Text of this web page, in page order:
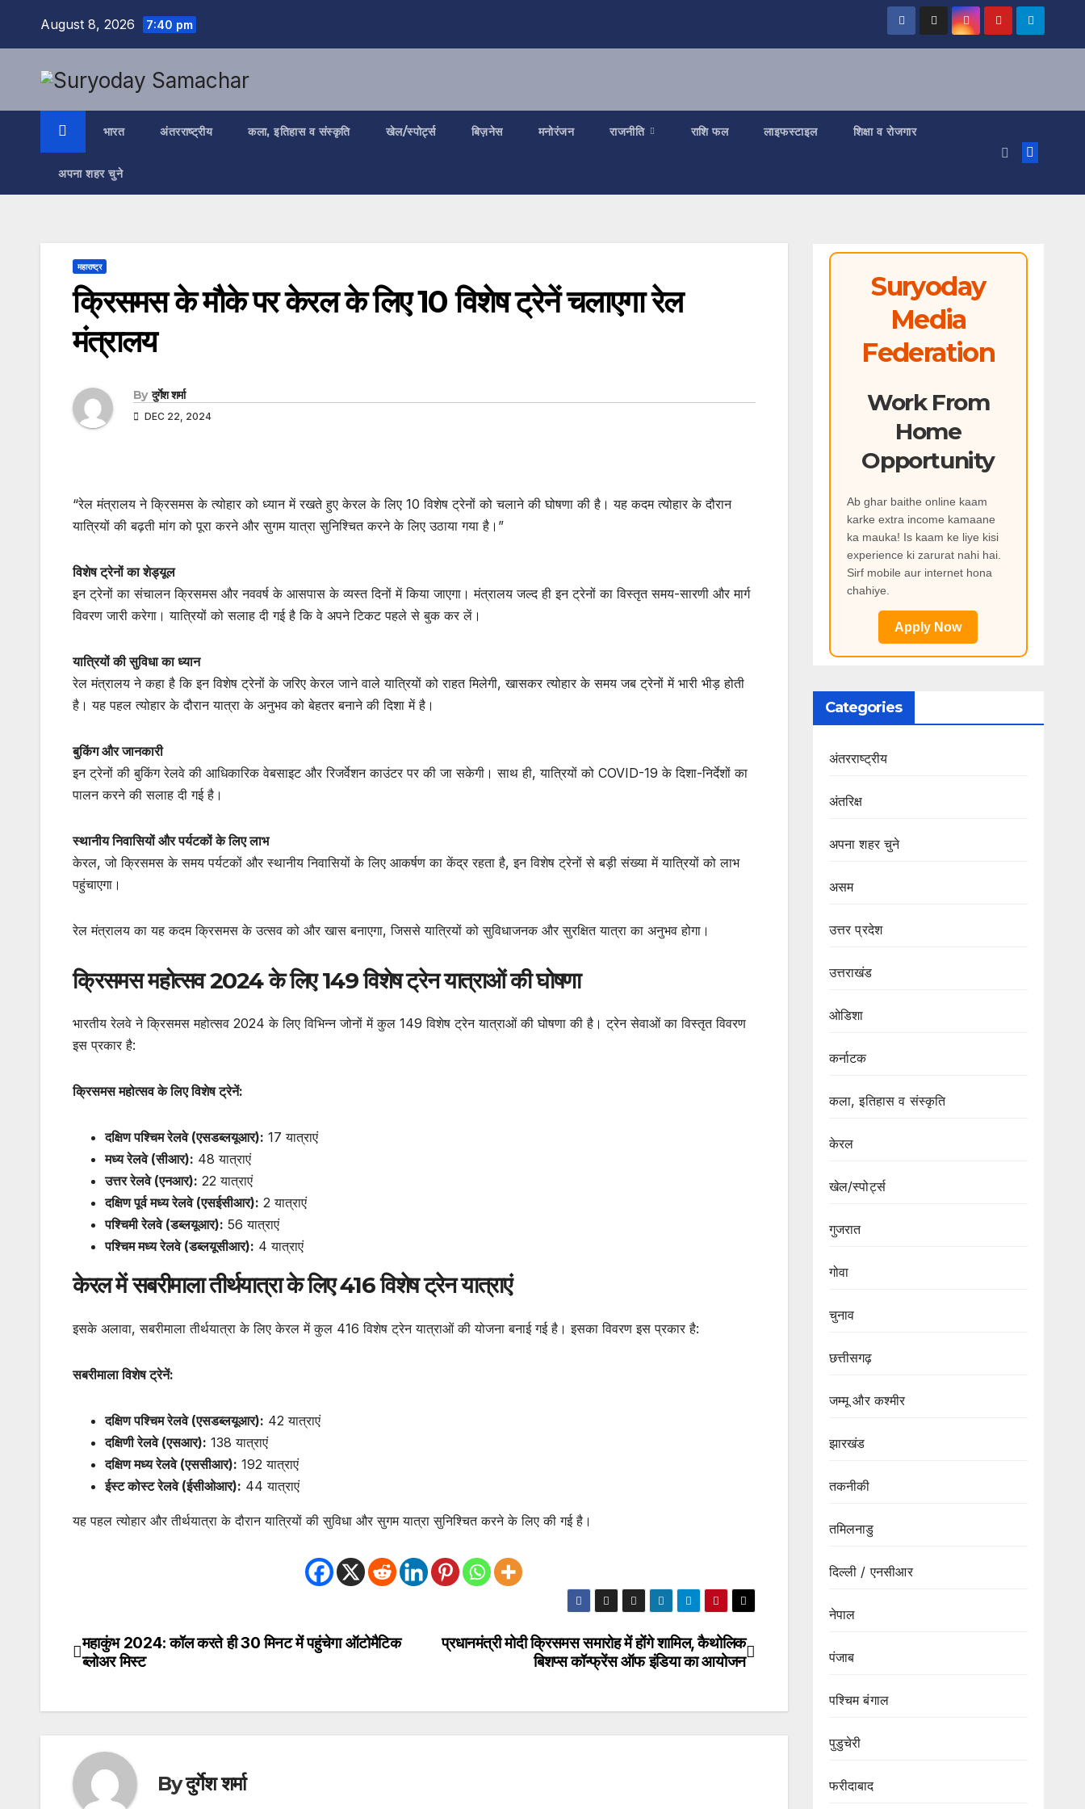
August 8, 2026 7:40 pm
भारत अंतरराष्ट्रीय कला, इतिहास व संस्कृति खेल/स्पोर्ट्स बिज़नेस मनोरंजन राजनीति राशि फल लाइफस्टाइल शिक्षा व रोजगार
अपना शहर चुने
महाराष्ट्र
क्रिसमस के मौके पर केरल के लिए 10 विशेष ट्रेनें चलाएगा रेल
मंत्रालय
By दुर्गेश शर्मा
DEC 22, 2024
“रेल मंत्रालय ने क्रिसमस के त्योहार को ध्यान में रखते हुए केरल के लिए 10 विशेष ट्रेनों को चलाने की घोषणा की है। यह कदम त्योहार के दौरान
यात्रियों की बढ़ती मांग को पूरा करने और सुगम यात्रा सुनिश्चित करने के लिए उठाया गया है।”
विशेष ट्रेनों का शेड्यूल
इन ट्रेनों का संचालन क्रिसमस और नववर्ष के आसपास के व्यस्त दिनों में किया जाएगा। मंत्रालय जल्द ही इन ट्रेनों का विस्तृत समय-सारणी और मार्ग
विवरण जारी करेगा। यात्रियों को सलाह दी गई है कि वे अपने टिकट पहले से बुक कर लें।
यात्रियों की सुविधा का ध्यान
रेल मंत्रालय ने कहा है कि इन विशेष ट्रेनों के जरिए केरल जाने वाले यात्रियों को राहत मिलेगी, खासकर त्योहार के समय जब ट्रेनों में भारी भीड़ होती
है। यह पहल त्योहार के दौरान यात्रा के अनुभव को बेहतर बनाने की दिशा में है।
बुकिंग और जानकारी
इन ट्रेनों की बुकिंग रेलवे की आधिकारिक वेबसाइट और रिजर्वेशन काउंटर पर की जा सकेगी। साथ ही, यात्रियों को COVID-19 के दिशा-निर्देशों का
पालन करने की सलाह दी गई है।
स्थानीय निवासियों और पर्यटकों के लिए लाभ
केरल, जो क्रिसमस के समय पर्यटकों और स्थानीय निवासियों के लिए आकर्षण का केंद्र रहता है, इन विशेष ट्रेनों से बड़ी संख्या में यात्रियों को लाभ
पहुंचाएगा।
रेल मंत्रालय का यह कदम क्रिसमस के उत्सव को और खास बनाएगा, जिससे यात्रियों को सुविधाजनक और सुरक्षित यात्रा का अनुभव होगा।
क्रिसमस महोत्सव 2024 के लिए 149 विशेष ट्रेन यात्राओं की घोषणा
भारतीय रेलवे ने क्रिसमस महोत्सव 2024 के लिए विभिन्न जोनों में कुल 149 विशेष ट्रेन यात्राओं की घोषणा की है। ट्रेन सेवाओं का विस्तृत विवरण
इस प्रकार है:
क्रिसमस महोत्सव के लिए विशेष ट्रेनें:
दक्षिण पश्चिम रेलवे (एसडब्लयूआर): 17 यात्राएं
मध्य रेलवे (सीआर): 48 यात्राएं
उत्तर रेलवे (एनआर): 22 यात्राएं
दक्षिण पूर्व मध्य रेलवे (एसईसीआर): 2 यात्राएं
पश्चिमी रेलवे (डब्लयूआर): 56 यात्राएं
पश्चिम मध्य रेलवे (डब्लयूसीआर): 4 यात्राएं
केरल में सबरीमाला तीर्थयात्रा के लिए 416 विशेष ट्रेन यात्राएं
इसके अलावा, सबरीमाला तीर्थयात्रा के लिए केरल में कुल 416 विशेष ट्रेन यात्राओं की योजना बनाई गई है। इसका विवरण इस प्रकार है:
सबरीमाला विशेष ट्रेनें:
दक्षिण पश्चिम रेलवे (एसडब्लयूआर): 42 यात्राएं
दक्षिणी रेलवे (एसआर): 138 यात्राएं
दक्षिण मध्य रेलवे (एससीआर): 192 यात्राएं
ईस्ट कोस्ट रेलवे (ईसीओआर): 44 यात्राएं
यह पहल त्योहार और तीर्थयात्रा के दौरान यात्रियों की सुविधा और सुगम यात्रा सुनिश्चित करने के लिए की गई है।
Post
प्रधानमंत्री मोदी क्रिसमस समारोह में होंगे शामिल, कैथोलिक
बिशप्स कॉन्फ्रेंस ऑफ इंडिया का आयोजन
महाकुंभ 2024: कॉल करते ही 30 मिनट में पहुंचेगा ऑटोमैटिक
ब्लोअर मिस्ट
Byदुर्गेश शर्मा
Suryoday
Media
Federation
Work From
Home
Opportunity
Ab ghar baithe online kaam
karke extra income kamaane
ka mauka! Is kaam ke liye kisi
experience ki zarurat nahi hai.
Sirf mobile aur internet hona
chahiye.
Apply Now
Categories
अंतरराष्ट्रीय
अंतरिक्ष
अपना शहर चुने
असम
उत्तर प्रदेश
उत्तराखंड
ओडिशा
कर्नाटक
कला, इतिहास व संस्कृति
केरल
खेल/स्पोर्ट्स
गुजरात
गोवा
चुनाव
छत्तीसगढ़
जम्मू और कश्मीर
झारखंड
तकनीकी
तमिलनाडु
दिल्ली / एनसीआर
नेपाल
पंजाब
पश्चिम बंगाल
पुडुचेरी
फरीदाबाद